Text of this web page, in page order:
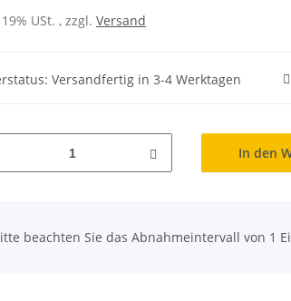
USt. , zzgl. Versand
Versandfertig in 3-4 Werktagen
In den
beachten Sie das Abnahmeintervall von 1